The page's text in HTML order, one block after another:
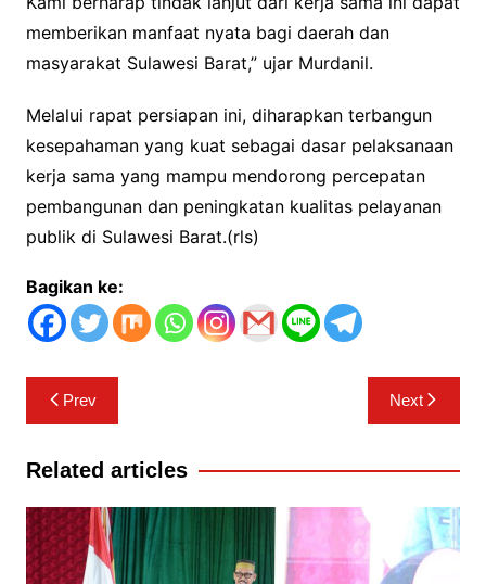
memberikan manfaat nyata bagi daerah dan
masyarakat Sulawesi Barat,” ujar Murdanil.
Melalui rapat persiapan ini, diharapkan terbangun
kesepahaman yang kuat sebagai dasar pelaksanaan
kerja sama yang mampu mendorong percepatan
pembangunan dan peningkatan kualitas pelayanan
publik di Sulawesi Barat.(rls)
Bagikan ke:
Navigasi
pos
Prev Next
Related articles